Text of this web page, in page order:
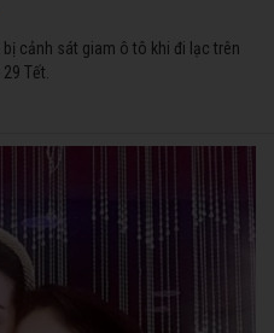
cảnh sát giam ô tô khi đi lạc trên
Tết.